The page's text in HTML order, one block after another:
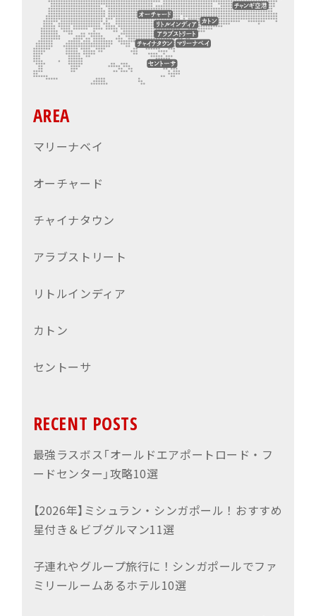
AREA
マリーナベイ
オーチャード
チャイナタウン
アラブストリート
リトルインディア
カトン
セントーサ
RECENT POSTS
最強ラスボス「オールドエアポートロード・フ
ードセンター」攻略10選
【2026年】ミシュラン・シンガポール！おすすめ
星付き＆ビブグルマン11選
子連れやグループ旅行に！シンガポールでファ
ミリールームあるホテル10選